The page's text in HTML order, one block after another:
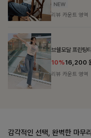
리뷰 카운트 영역
감각적인 선택, 완벽한 마무리